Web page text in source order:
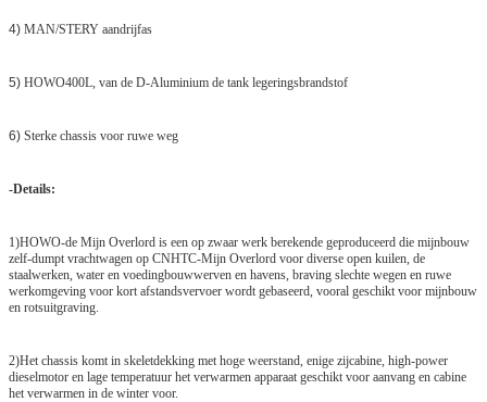
4) MAN/STERY aandrijfas
5) HOWO400L, van de D-Aluminium de tank legeringsbrandstof
6) Sterke chassis voor ruwe weg
-Details:
1)HOWO-de Mijn Overlord is een op zwaar werk berekende geproduceerd die mijnbouw
zelf-dumpt vrachtwagen op CNHTC-Mijn Overlord voor diverse open kuilen, de
staalwerken, water en voedingbouwwerven en havens, braving slechte wegen en ruwe
werkomgeving voor kort afstandsvervoer wordt gebaseerd, vooral geschikt voor mijnbouw
en rotsuitgraving.
2)Het chassis komt in skeletdekking met hoge weerstand, enige zijcabine, high-power
dieselmotor en lage temperatuur het verwarmen apparaat geschikt voor aanvang en cabine
het verwarmen in de winter voor.